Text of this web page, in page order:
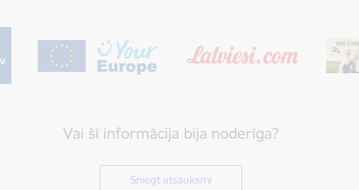
Vai šī informācija bija noderīga?
Sniegt atsauksmi